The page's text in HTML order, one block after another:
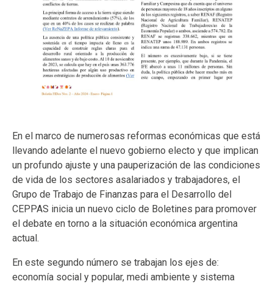
En el marco de numerosas reformas económicas que está
llevando adelante el nuevo gobierno electo y que implican
un profundo ajuste y una pauperización de las condiciones
de vida de los sectores asalariados y trabajadores, el
Grupo de Trabajo de Finanzas para el Desarrollo del
CEPPAS inicia un nuevo ciclo de Boletines para promover
el debate en torno a la situación económica argentina
actual.
En este segundo número se trabajan los ejes de:
economía social y popular, medi ambiente y sistema